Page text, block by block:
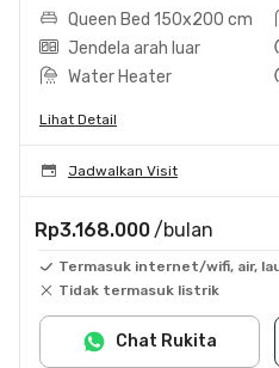
Queen Bed 150x200 cm
Jendela arah luar
Water Heater
Lihat Detail
Jadwalkan Visit
Rp3.168.000 /bulan
Termasuk internet/wifi, air,
Tidak termasuk listrik
Chat Rukita